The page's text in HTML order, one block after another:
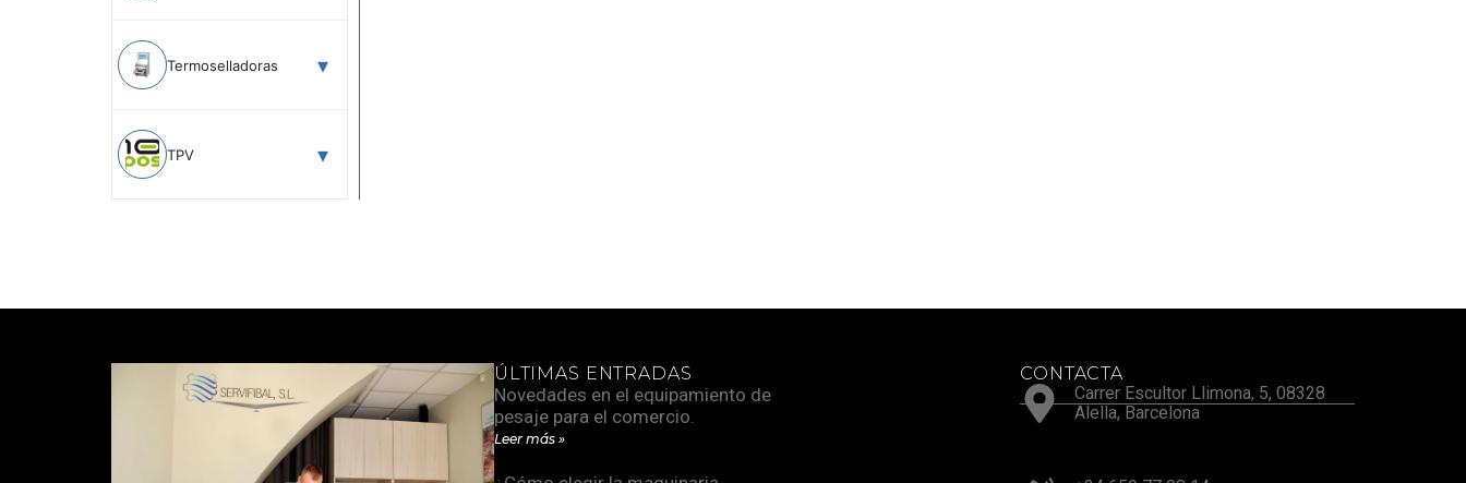
Termoselladoras
TPV
ÚLTIMAS ENTRADAS
Novedades en el equipamiento de
pesaje para el comercio.
Leer más »
CONTACTA
Carrer Escultor Llimona, 5, 08328
Alella, Barcelona